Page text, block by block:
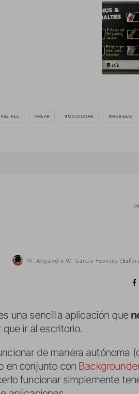
PEE MEAR MICCIONAR MOBIGUO
M. Alejandro W. García Fuentes
una sencilla aplicación que
que ir al escritorio.
de manera autónoma
en conjunto con
funcionar simplemente